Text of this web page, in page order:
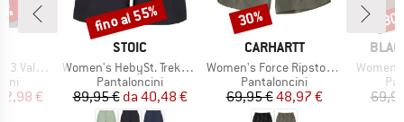
Shorts
prodotti
ridotto
€
MARCHIO
STOIC
Articolo
Women's HebySt. Trekking Shorts
Gruppo di prodotti
Pantaloncini
Prezzo
89,95 € Prezzo ridotto
da 40,48 €
Sconto
fino al 55%
MARCHIO
CARHARTT
Articolo
Women's Force Ripstop Short
Gruppo di prodotti
Pantaloncini
Prezzo
69,95 €Prezzo ridotto
48,97 €
Sconto
30%
Articolo